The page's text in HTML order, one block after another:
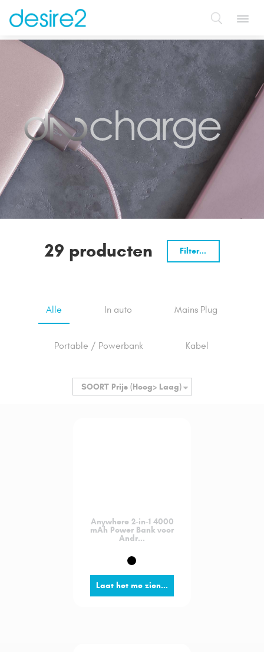
29 producten Filter...
Alle In auto Mains Plug
Portable / Powerbank Kabel
SOORT Prijs (Hoog> Laag)
Anywhere 2-in-1 4000
mAh Power Bank voor
Andr...
Laat het me zien...